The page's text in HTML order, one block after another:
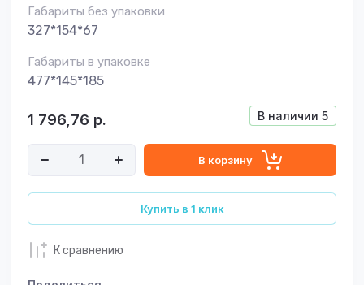
Габариты без упаковки
327*154*67
Габариты в упаковке
477*145*185
В наличии 5
1 796,76 р.
В корзину
Купить в 1 клик
К сравнению